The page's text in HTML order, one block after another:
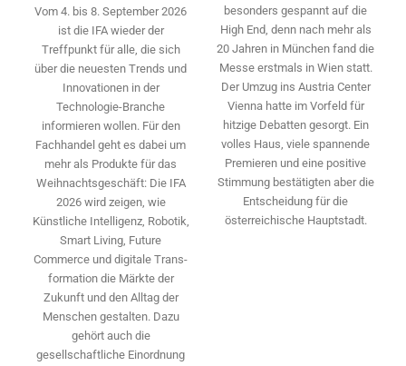
Vom 4. bis 8. September 2026
ist die IFA wieder der
Treffpunkt für alle, die sich
über die neuesten Trends und
Innovationen in der
Technologie-­Branche
informieren wollen. Für den
Fachhandel geht es dabei um
mehr als Produkte für das
Weihnachtsgeschäft: Die IFA
2026 wird ­zeigen, wie
Künstliche Intelligenz, Robotik,
Smart Living, Future
Commerce und digitale Trans­
formation die Märkte der
Zukunft und den Alltag der
Menschen gestalten. Dazu
gehört auch die
gesellschaftliche Einordnung
besonders gespannt auf die
High End, denn nach mehr als
20 Jahren in München fand die
Messe erstmals in Wien statt.
Der Umzug ins Austria Center
Vienna hatte im Vorfeld für
hitzige Debatten gesorgt. Ein
volles Haus, viele spannende
Premieren und eine positive
Stimmung bestätigten aber die
Entscheidung für die
österreichische Hauptstadt.